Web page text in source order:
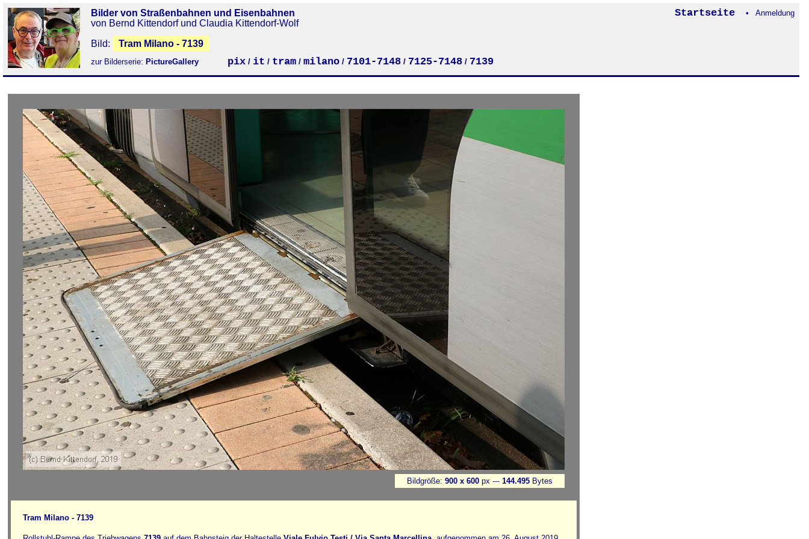
Bilder von Straßenbahnen und Eisenbahnen
von Bernd Kittendorf und Claudia Kittendorf-Wolf
Bild:
Tram Milano - 7139
Startseite • Anmeldung
zur Bilderserie: PictureGallery pix / it / tram / milano / 7101-7148 / 7125-7148 / 7139
Bildgröße: 900 x 600 px --- 144.495 Bytes
Tram Milano - 7139